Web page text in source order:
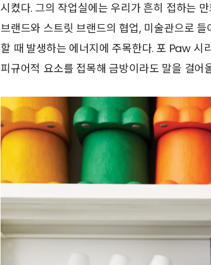
시켰다. 그의 작업실에는 우리가 흔히 접하는
브랜드와 스트릿 브랜드의 협업, 미술관으로
할 때 발생하는 에너지에 주목한다. 포 Paw 시
피규어적 요소를 접목해 금방이라도 말을 걸